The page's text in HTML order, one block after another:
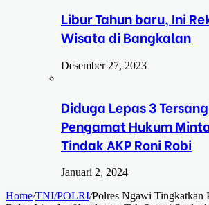
Libur Tahun baru, Ini
Wisata di Bangkalan
Desember 27, 2023
Diduga Lepas 3
Pengamat Hukum
Tindak AKP Roni Robi
Januari 2, 2024
Home/TNI/POLRI/Polres Ngawi Tingkatkan